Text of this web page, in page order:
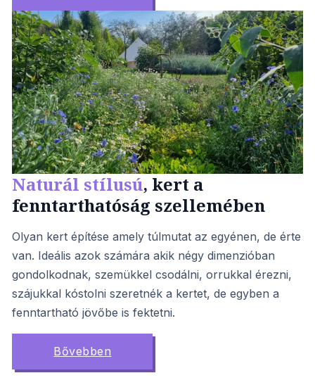
Naturál stílusú, kert a
fenntarthatóság szellemében
Olyan kert építése amely túlmutat az egyénen, de érte
van. Ideális azok számára akik négy dimenzióban
gondolkodnak, szemükkel csodálni, orrukkal érezni,
szájukkal kóstolni szeretnék a kertet, de egyben a
fenntartható jövőbe is fektetni.
Bővebben